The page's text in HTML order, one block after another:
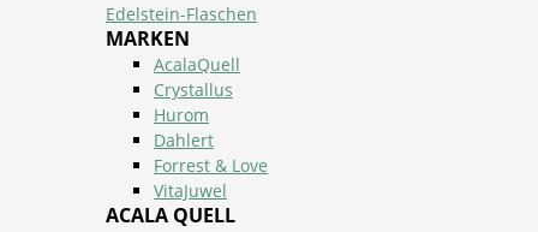
Edelstein-Flaschen
MARKEN
AcalaQuell
Crystallus
Hurom
Dahlert
Forrest & Love
VitaJuwel
ACALA QUELL